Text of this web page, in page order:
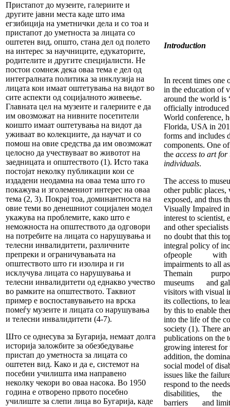
Пристапот до музеите, галериите и
другите јавни места каде што има
егзибиција на уметнички дела и со тоа и
пристапот до уметноста за лицата со
оштетен вид, општо, стана дел од полето
на интерес за научниците, едукаторите,
родителите и другите специјалисти. Не
постои сомнеж дека оваа тема е дел од
интегралната политика за инклузија на
лицата кои имаат оштетувања на видот во
сите аспекти од социјалното живеење.
Главната цел на музеите и галериите е да
им овозможат на нивните посетители
коишто имаат оштетувања на видот да
уживаат во колекциите, да научат и со
помош на овие средства да им овозможат
целосно да учествуваат во животот на
заедницата и општеството (1). Исто така
постојат неколку публикации кои се
издадени неодамна на оваа тема што го
покажува и зголемениот интерес на оваа
тема (2, 3). Покрај тоа, доминантноста на
овие теми во денешниот социјален модел
укажува на проблемите, како што е
неможноста на општеството да одговори
на потребите на лицата со нарушувања и
телесни инвалидитети, различните
препреки и ограничувањата на
општеството што ги изолира и ги
исклучува лицата со нарушувања и
телесни инвалидитети од еднакво учество
во рамките на општеството. Таквиот
пример е воспоставувањето на врска
помеѓу музеите и лицата со нарушувања
и телесни инвалидитети (4-7).
Што се однесува за Бугарија, немаат долга
историја заложбите за обезбедување
пристап до уметноста за лицата со
оштетен вид. Како и да е, системот на
посебни училишта има направено
неколку чекори во оваа насока. Во 1950
година е отворено првото посебно
училиште за слепи лица во Бугарија, каде
Introduction
In recent times one
in the education of
around the world is
officially
World conference,
Florida, USA in
forms and includes
components. One
the access to art
individuals.
The access to
other public places,
exposed, and thus
Visually Impaired
interest to scientist,
and other
no doubt that this
integral policy of
ofpeople
impairments to all
Themain
museums and
visitors with visual
its collections, to
by this to enable
into the life of the
society (1). There
publications on the
growing interest
addition, the
social model of
issues like the
respond to the
disabilities,
barriers and